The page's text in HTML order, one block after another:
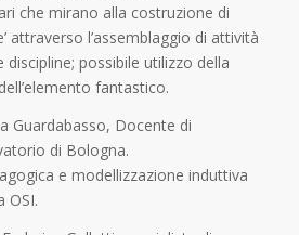
che mirano alla costruzione di
attraverso l’assemblaggio di attività
possibile utilizzo della
fantastico.
Guardabasso, Docente di
di Bologna.
e modellizzazione induttiva
OSI.